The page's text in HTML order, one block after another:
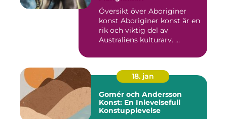
Översikt över Aboriginer
konst Aboriginer konst är en
rik och viktig del av
Australiens kulturarv. ...
18. jan
Gomér och Andersson
Konst: En Inlevelsefull
Konstupplevelse